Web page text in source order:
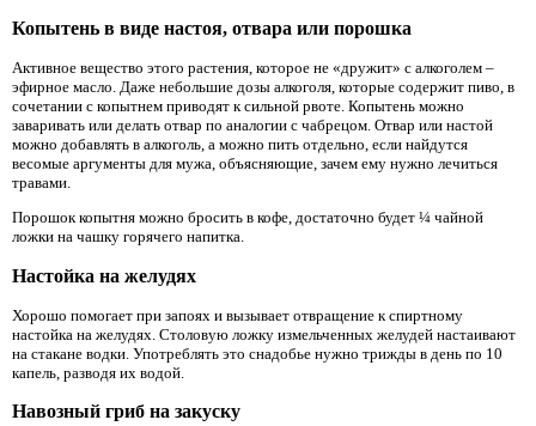
Копытень в виде настоя, отвара или порошка
Активное вещество этого растения, которое не «дружит» с алкоголем –
эфирное масло. Даже небольшие дозы алкоголя, которые содержит пиво, в
сочетании с копытнем приводят к сильной рвоте. Копытень можно
заваривать или делать отвар по аналогии с чабрецом. Отвар или настой
можно добавлять в алкоголь, а можно пить отдельно, если найдутся
весомые аргументы для мужа, объясняющие, зачем ему нужно лечиться
травами.
Порошок копытня можно бросить в кофе, достаточно будет ¼ чайной
ложки на чашку горячего напитка.
Настойка на желудях
Хорошо помогает при запоях и вызывает отвращение к спиртному
настойка на желудях. Столовую ложку измельченных желудей настаивают
на стакане водки. Употреблять это снадобье нужно трижды в день по 10
капель, разводя их водой.
Навозный гриб на закуску